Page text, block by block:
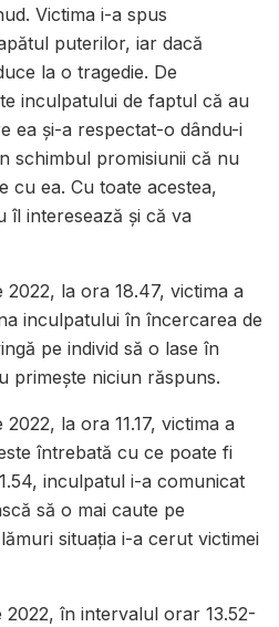
Victima i-a spus
puterilor, iar dacă
la o tragedie. De
inculpatului de faptul că au
ea și-a respectat-o dându-i
schimbul promisiunii că nu
cu ea. Cu toate acestea,
îl interesează și că va
2022, la ora 18.47, victima a
inculpatului în încercarea de
pe individ să o lase în
primește niciun răspuns.
la ora 11.17, victima a
întrebată cu ce poate fi
inculpatul i-a comunicat
să o mai caute pe
situația i-a cerut victimei
2022, în intervalul orar 13.52-